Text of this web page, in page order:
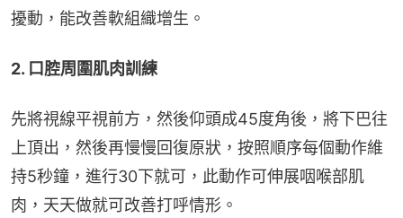
擾動，能改善軟組織增生。
2. 口腔周圍肌肉訓練
先將視線平視前方，然後仰頭成45度角後，將下巴往
上頂出，然後再慢慢回復原狀，按照順序每個動作維
持5秒鐘，進行30下就可，此動作可伸展咽喉部肌
肉，天天做就可改善打呼情形。